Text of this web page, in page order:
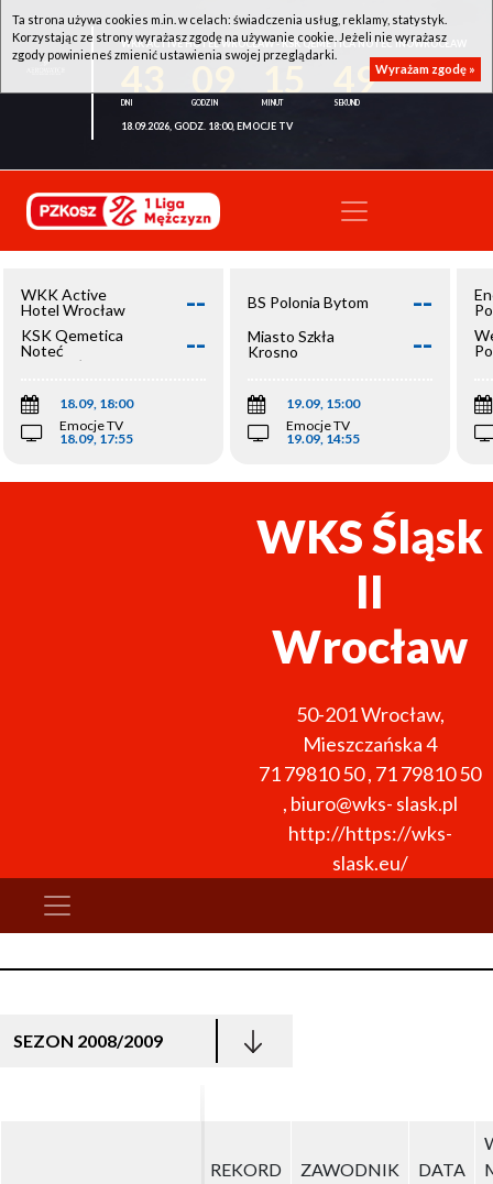
WKK ACTIVE HOTEL WROCŁAW - KSK QEMETICA NOTEĆ INOWROCŁAW
49
18.09.2026, GODZ. 18:00, EMOCJE TV
WKK Active
Hotel Wrocław
--
KSK Qemetica
Noteć
Inowrocław
--
18.09, 18:00
Emocje TV
18.09, 17:55
BS Polonia Bytom --
Miasto Szkła
Krosno
--
19.09, 15:00
Emocje TV
19.09, 14:55
WKS Śląsk
II
Wrocław
50-201Wrocław,
Mieszczańska 4
71 79810 50, 71 79810 50
, biuro@wks- slask.pl
http://https://wks-
slask.eu/
SEZON 2008/2009
REKORD ZAWODNIK DATA
REKORD ZAWODNIK DATA
Ta strona używa cookies m.in. w celach: świadczenia usług, reklamy, statystyk.
Korzystając ze strony wyrażasz zgodę na używanie cookie. Jeżeli nie wyrażasz
zgody powinieneś zmienić ustawienia swojej przeglądarki.
Wyrażam zgodę »